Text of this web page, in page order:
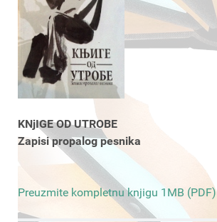
KNjIGE OD UTROBE
Zapisi propalog pesnika
Preuzmite kompletnu knjigu 1MB (PDF)